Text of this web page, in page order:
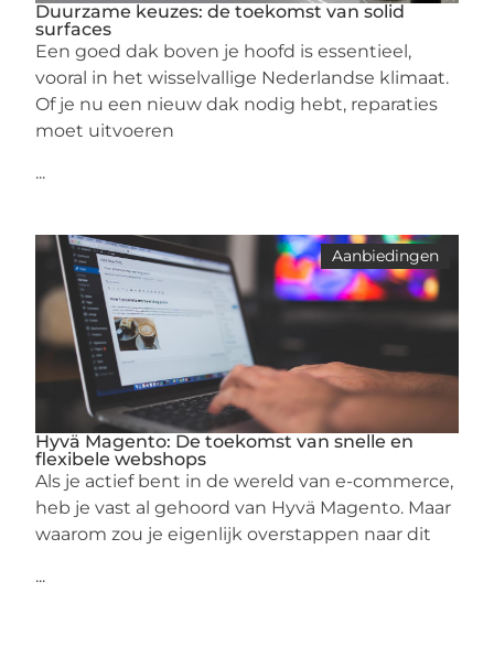
Duurzame keuzes: de toekomst van solid
surfaces
Een goed dak boven je hoofd is essentieel,
vooral in het wisselvallige Nederlandse klimaat.
Of je nu een nieuw dak nodig hebt, reparaties
moet uitvoeren
...
Aanbiedingen
Hyvä Magento: De toekomst van snelle en
flexibele webshops
Als je actief bent in de wereld van e-commerce,
heb je vast al gehoord van Hyvä Magento. Maar
waarom zou je eigenlijk overstappen naar dit
...